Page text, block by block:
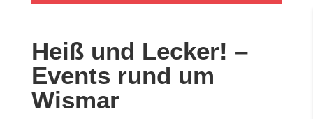
Heiß und Lecker! –
Events rund um
Wismar